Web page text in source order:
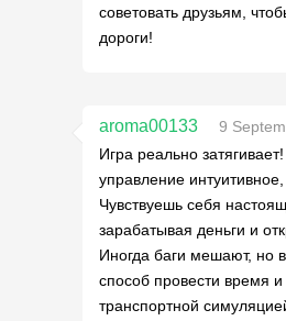
советовать друзьям,
дороги!
aroma00133
9
Игра реально
управление
Чувствуешь себя
зарабатывая деньги и
Иногда баги мешают, но
способ провести время и
транспортной